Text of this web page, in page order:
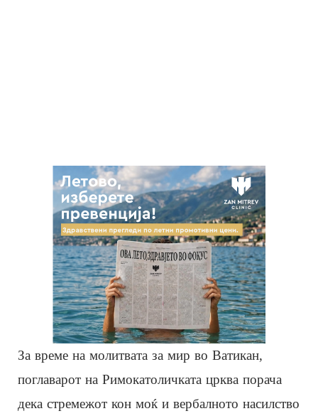
За време на молитвата за мир во Ватикан,
поглаварот на Римокатоличката црква порача
дека стремежот кон моќ и вербалното насилство